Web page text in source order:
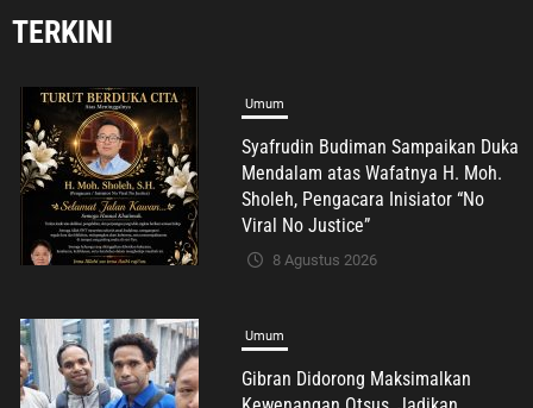
TERKINI
Umum
Syafrudin Budiman Sampaikan Duka
Mendalam atas Wafatnya H. Moh.
Sholeh, Pengacara Inisiator “No
Viral No Justice”
8 Agustus 2026
Umum
Gibran Didorong Maksimalkan